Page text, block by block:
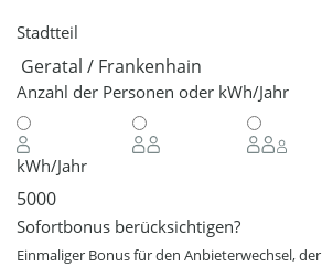
Stadtteil
Anzahl der Personen oder kWh/Jahr
kWh/Jahr
Sofortbonus berücksichtigen?
Einmaliger Bonus für den Anbieterwechsel, der